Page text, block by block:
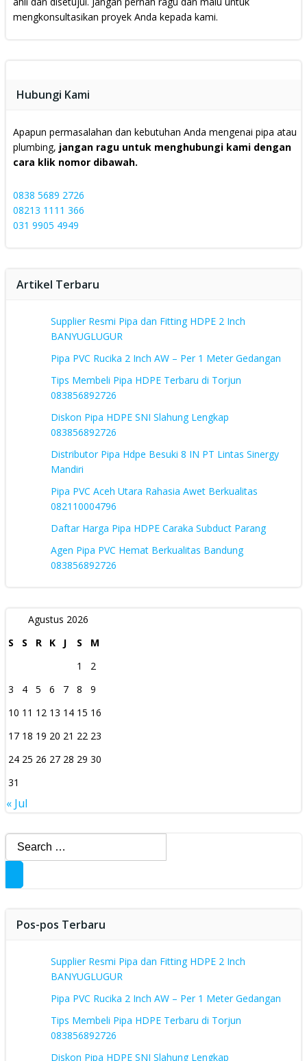
mengkonsultasikan proyek Anda kepada kami.
Hubungi Kami
Apapun permasalahan dan kebutuhan Anda mengenai pipa atau
plumbing, jangan ragu untuk menghubungi kami dengan
cara klik nomor dibawah.
0838 5689 2726
08213 1111 366
031 9905 4949
Artikel Terbaru
Supplier Resmi Pipa dan Fitting HDPE 2 Inch
BANYUGLUGUR
Pipa PVC Rucika 2 Inch AW – Per 1 Meter Gedangan
Tips Membeli Pipa HDPE Terbaru di Torjun
083856892726
Diskon Pipa HDPE SNI Slahung Lengkap
083856892726
Distributor Pipa Hdpe Besuki 8 IN PT Lintas Sinergy
Mandiri
Pipa PVC Aceh Utara Rahasia Awet Berkualitas
082110004796
Daftar Harga Pipa HDPE Caraka Subduct Parang
Agen Pipa PVC Hemat Berkualitas Bandung
083856892726
Agustus 2026
S
S R K J S
M
1
2
3
4 5 6 7 8
9
10 11 12 13 14 15 16
17 18 19 20 21 22 23
24 25 26 27 28 29 30
31
« Jul
Search
for:
Pos-pos Terbaru
Supplier Resmi Pipa dan Fitting HDPE 2 Inch
BANYUGLUGUR
Pipa PVC Rucika 2 Inch AW – Per 1 Meter Gedangan
Tips Membeli Pipa HDPE Terbaru di Torjun
083856892726
Diskon Pipa HDPE SNI Slahung Lengkap